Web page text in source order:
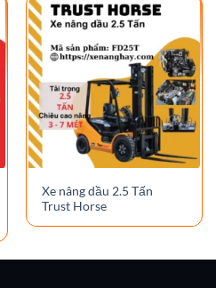
Xe nâng dầu 2.5 Tấn
Trust Horse